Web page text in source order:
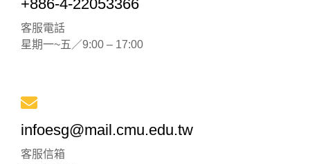
+886-4-22053366
客服電話
星期一~五／9:00 – 17:00
infoesg@mail.cmu.edu.tw
客服信箱